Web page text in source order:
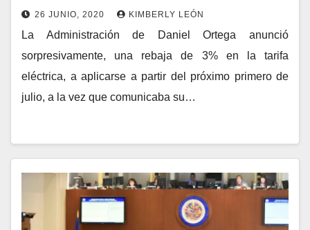
26 JUNIO, 2020 KIMBERLY LEÓN
La Administración de Daniel Ortega anunció
sorpresivamente, una rebaja de 3% en la tarifa
eléctrica, a aplicarse a partir del próximo primero de
julio, a la vez que comunicaba su…